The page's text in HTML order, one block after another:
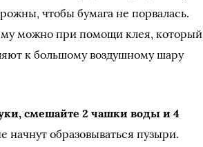
чтобы бумага не порвалась.
можно при помощи клея, который
к большому воздушному шару
смешайте 2 чашки воды и 4
начнут образовываться пузыри.